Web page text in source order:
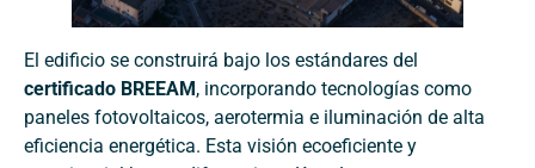
El edificio se construirá bajo los estándares del
certificado BREEAM , incorporando tecnologías como
paneles fotovoltaicos, aerotermia e iluminación de alta
eficiencia energética. Esta visión ecoeficiente y